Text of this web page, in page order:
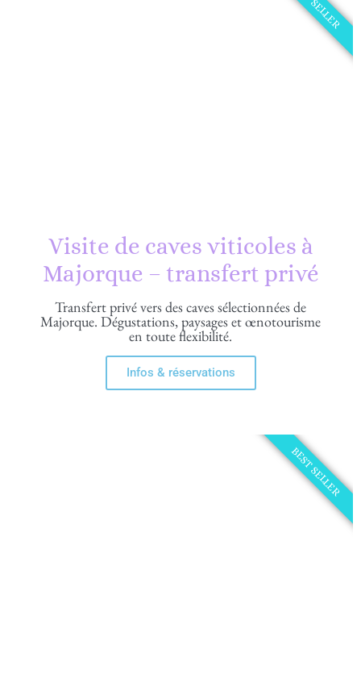
Visite de caves viticoles à
Majorque – transfert privé
Transfert privé vers des caves sélectionnées de
Majorque. Dégustations, paysages et œnotourisme
en toute flexibilité.
Infos & réservations
BEST SELLER